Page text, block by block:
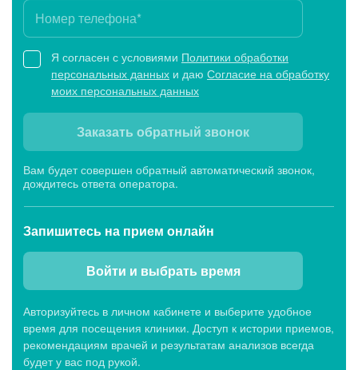
Я согласен с условиями Политики обработки
персональных данных и даю Согласие на обработку
моих персональных данных
Заказать обратный звонок
Вам будет совершен обратный автоматический звонок,
дождитесь ответа оператора.
Запишитесь на прием онлайн
Войти и выбрать время
Авторизуйтесь в личном кабинете и выберите удобное
время для посещения клиники. Доступ к истории приемов,
рекомендациям врачей и результатам анализов всегда
будет у вас под рукой.